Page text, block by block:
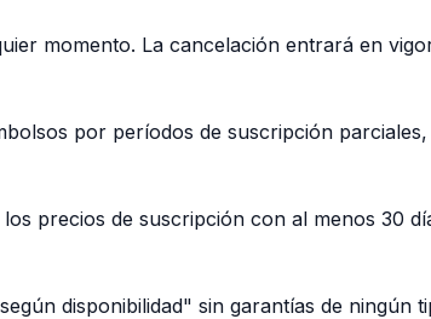
momento. La cancelación entrará en
por períodos de suscripción
precios de suscripción con al menos 30
disponibilidad" sin garantías de ningún